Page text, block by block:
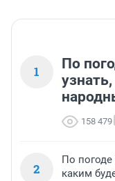
1
По
158 479
2
По погоде
каким